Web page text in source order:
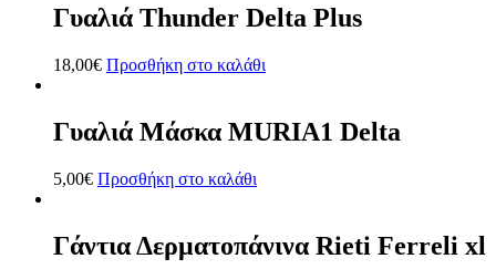
Γυαλιά Thunder Delta Plus
18,00€ Προσθήκη στο καλάθι
Γυαλιά Μάσκα MURIA1 Delta
5,00€ Προσθήκη στο καλάθι
Γάντια Δερματοπάνινα Rieti Ferreli xl